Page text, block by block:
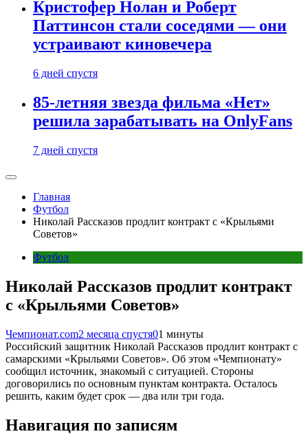
Кристофер Нолан и Роберт
Паттинсон стали соседями — они
устраивают киновечера
6 дней спустя
85-летняя звезда фильма «Нет»
решила зарабатывать на OnlyFans
7 дней спустя
Главная
Футбол
Николай Рассказов продлит контракт с «Крыльями
Советов»
Футбол
Николай Рассказов продлит контракт
с «Крыльями Советов»
Чемпионат.com2 месяца спустя01 минуты
Российский защитник Николай Рассказов продлит контракт с
самарскими «Крыльями Советов». Об этом «Чемпионату»
сообщил источник, знакомый с ситуацией. Стороны
договорились по основным пунктам контракта. Осталось
решить, каким будет срок — два или три года.
Навигация по записям